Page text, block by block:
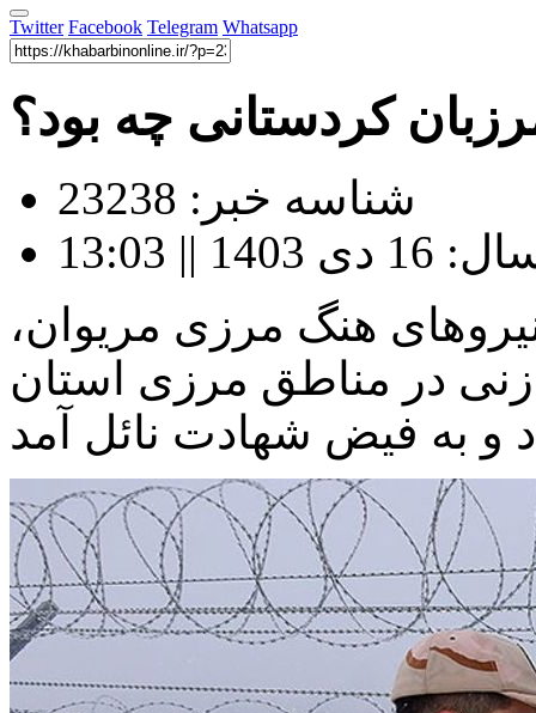
Twitter Facebook Telegram Whatsapp
کردستانی چه بود؟
شناسه خبر: 23238
|| 13:03
هنگ مرزی مریوان،
در مناطق مرزی استان